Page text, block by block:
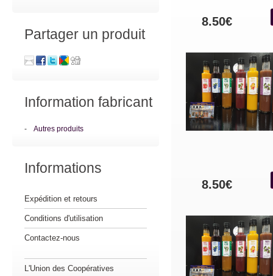
8.50€
8.50€
Partager un produit
Information fabricant
- Autres produits
Informations
Expédition et retours
Conditions d'utilisation
Contactez-nous
L'Union des Coopératives